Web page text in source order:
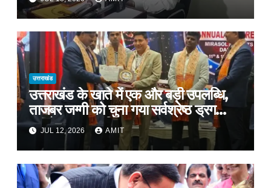
उत्तराखंड
उत्तराखंड के खाते में एक और बड़ी उपलब्धि,
ताजबर जग्गी को चुना गया सर्वश्रेष्ठ ड्रग
कंट्रोलर ऑफ इंडिया
JUL 12, 2026 AMIT